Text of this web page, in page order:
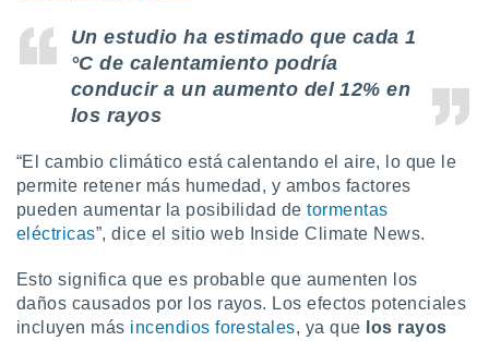
Un estudio ha estimadoque cada 1
°C de calentamiento podría
conducir a un aumento del 12% en
los rayos
“El cambio climático está calentando el aire, lo que le
permite retener más humedad, y ambos factores
pueden aumentar la posibilidad detormentas
eléctricas”, dice el sitio web Inside Climate News.
Esto significa que es probable que aumenten los
daños causados por los rayos. Los efectos potenciales
incluyen más incendios forestales, ya que los rayos